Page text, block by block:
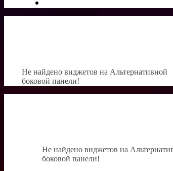
Не найдено виджетов на Альтернативной
боковой панели!
Не найдено виджетов на
боковой панели!